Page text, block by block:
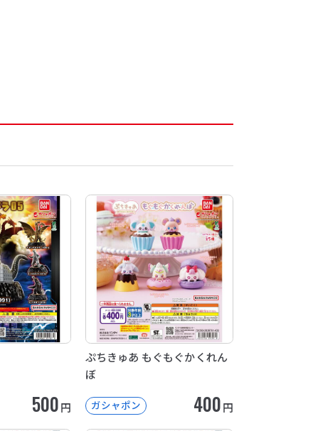
500円
ぷちきゅあ もぐもぐかくれん
ぼ
ガシャポン 400円